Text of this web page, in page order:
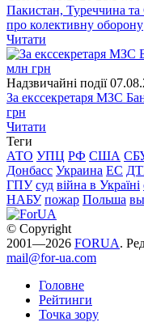
Пакистан, Туреччина та
про колективну оборону
Читати
Надзвичайні події
За екссекретаря МЗС
грн
Читати
Теги
АТО УПЦ РФ США
Донбасс Украина ЕС
ГПУ суд війна в Україні
НАБУ пожар Польша
© Copyright
2001—2026 FORUA.
mail@for-ua.com
Головне
Рейтинги
Точка зору